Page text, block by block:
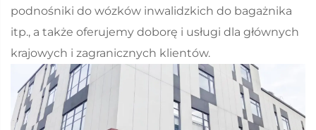
podnośniki do wózków inwalidzkich do bagażnika
itp., a także oferujemy doborę i usługi dla głównych
krajowych i zagranicznych klientów.